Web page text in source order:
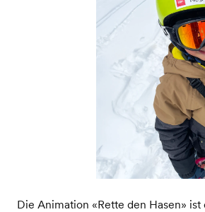
Die Animation «Rette den Hasen»